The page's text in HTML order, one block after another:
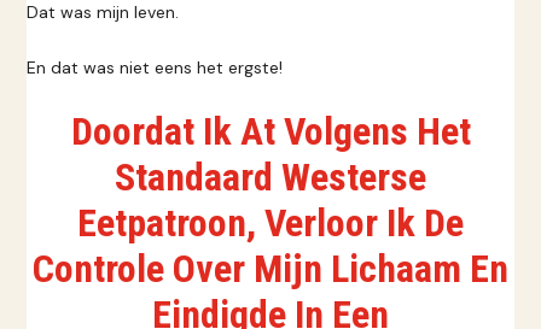
Dat was mijn leven.
En dat was niet eens het ergste!
Doordat Ik At Volgens Het
Standaard Westerse
Eetpatroon, Verloor Ik De
Controle Over Mijn Lichaam En
Eindigde In Een